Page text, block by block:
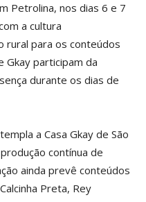
Petrolina, nos dias 6 e 7
a cultura
rural para os conteúdos
Gkay participam da
durante os dias de
a Casa Gkay de São
contínua de
ainda prevê conteúdos
Preta, Rey